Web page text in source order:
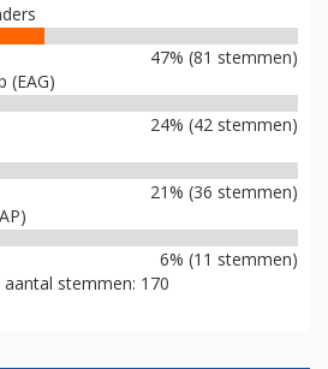
47% (81 stemmen)
(EAG)
24% (42 stemmen)
21% (36 stemmen)
6% (11 stemmen)
stemmen: 170